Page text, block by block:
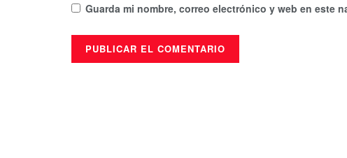
Guarda mi nombre, correo electrónico y web en este